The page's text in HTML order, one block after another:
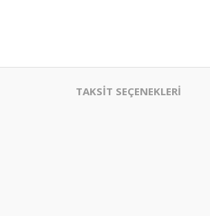
TAKSİT SEÇENEKLERİ